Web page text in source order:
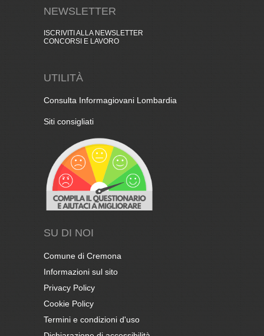
NEWSLETTER
ISCRIVITI ALLA NEWSLETTER
CONCORSI E LAVORO
UTILITÀ
Consulta Informagiovani Lombardia
Siti consigliati
SU DI NOI
Comune di Cremona
Informazioni sul sito
Privacy Policy
Cookie Policy
Termini e condizioni d'uso